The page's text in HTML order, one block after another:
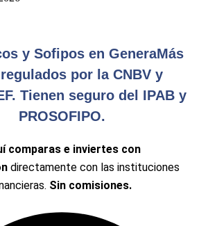
y Sofipos en GeneraMás
por la CNBV y
Tienen seguro del IPAB y
PROSOFIPO.
comparas e inviertes con
directamente con las instituciones
Sin comisiones.